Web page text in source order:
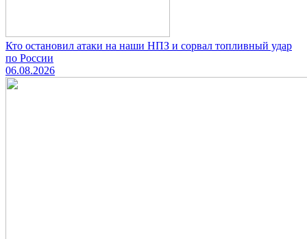
Кто остановил атаки на наши НПЗ и сорвал топливный удар
по России
06.08.2026